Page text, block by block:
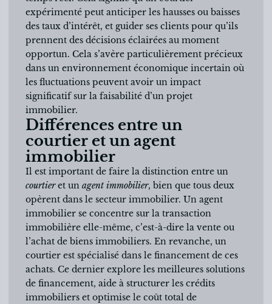
expérimenté peut anticiper les hausses ou baisses
des taux d’intérêt, et guider ses clients pour qu’ils
prennent des décisions éclairées au moment
opportun. Cela s’avère particulièrement précieux
dans un environnement économique incertain où
les fluctuations peuvent avoir un impact
significatif sur la faisabilité d’un projet
immobilier.
Différences entre un
courtier et un agent
immobilier
Il est important de faire la distinction entre un
courtieret un agent immobilier, bien que tous deux
opèrent dans le secteur immobilier. Un agent
immobilier se concentre sur la transaction
immobilière elle-même, c’est-à-dire la vente ou
l’achat de biens immobiliers. En revanche, un
courtier est spécialisé dans le financement de ces
achats. Ce dernier explore les meilleures solutions
de financement, aide à structurer les crédits
immobiliers et optimise le coût total de